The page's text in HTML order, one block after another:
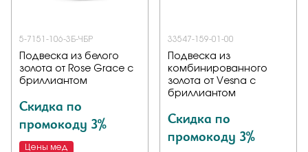
5-7151-106-3Б-ЧБР
Подвеска из белого
золота от Rose Grace с
бриллиантом
Скидка по
промокоду 3%
Цены мед
33547-159-01-00
Подвеска из
комбинированного
золота от Vesna с
бриллиантом
Скидка по
промокоду 3%